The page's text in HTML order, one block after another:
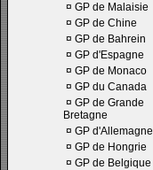
¤ GP de Malaisie
¤ GP de Chine
¤ GP de Bahrein
¤ GP d'Espagne
¤ GP de Monaco
¤ GP du Canada
¤ GP de Grande
Bretagne
¤ GP d'Allemagne
¤ GP de Hongrie
¤ GP de Belgique